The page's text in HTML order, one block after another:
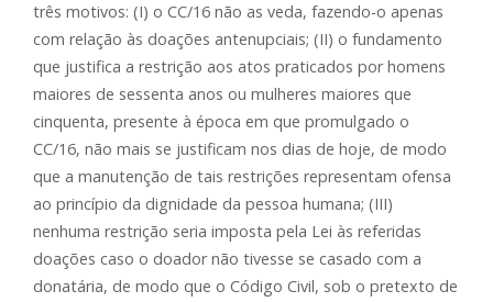
três motivos: (I) o CC/16 não as veda, fazendo-o apenas
com relação às doações antenupciais; (II) o fundamento
que justifica a restrição aos atos praticados por homens
maiores de sessenta anos ou mulheres maiores que
cinquenta, presente à época em que promulgado o
CC/16, não mais se justificam nos dias de hoje, de modo
que a manutenção de tais restrições representam ofensa
ao princípio da dignidade da pessoa humana; (III)
nenhuma restrição seria imposta pela Lei às referidas
doações caso o doador não tivesse se casado com a
donatária, de modo que o Código Civil, sob o pretexto de